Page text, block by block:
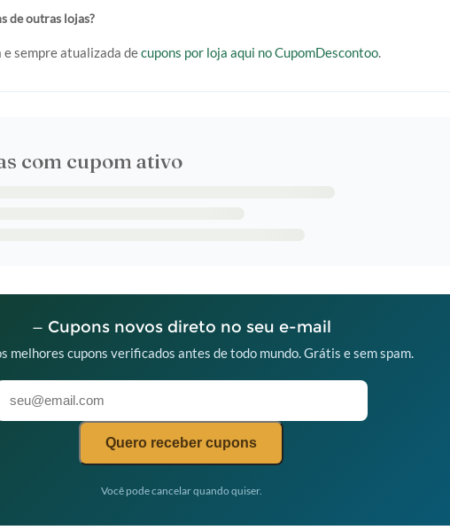
de outras lojas?
sempre atualizada decupons por loja aqui no CupomDescontoo.
com cupom ativo
— Cupons novos direto no seu e-mail
melhores cupons verificados antes de todo mundo. Grátis e sem spam.
Quero receber cupons
Você pode cancelar quando quiser.